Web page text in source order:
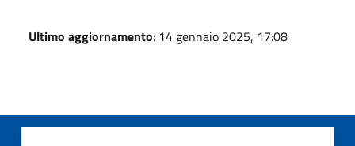
Ultimo aggiornamento: 14 gennaio 2025, 17:08